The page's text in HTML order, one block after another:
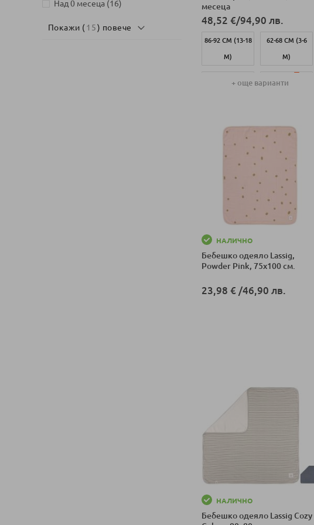
месеца
48,52 €/94,90 лв.
86-92 СМ (13-18
М)
62-68 СМ (3-6
М)
50-56 СМ (0-2 74-80 СМ (7-12
+ още варианти
НАЛИЧНО
Бебешко одеяло Lassig,
Powder Pink, 75х100 см.
23,98 € /46,90 лв.
НАЛИЧНО
Бебешко одеяло Lassig Cozy
Над 0 месеца 16
артикули
Покажи (15 ) повече